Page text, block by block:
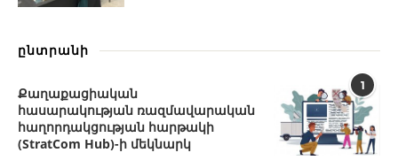
ընտրանի
1
Քաղաքացիական
հասարակության ռազմավարական
հաղորդակցության հարթակի
(StratCom Hub)-ի մեկնարկ